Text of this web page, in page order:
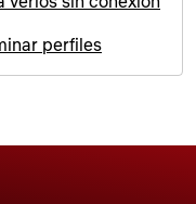
perfiles